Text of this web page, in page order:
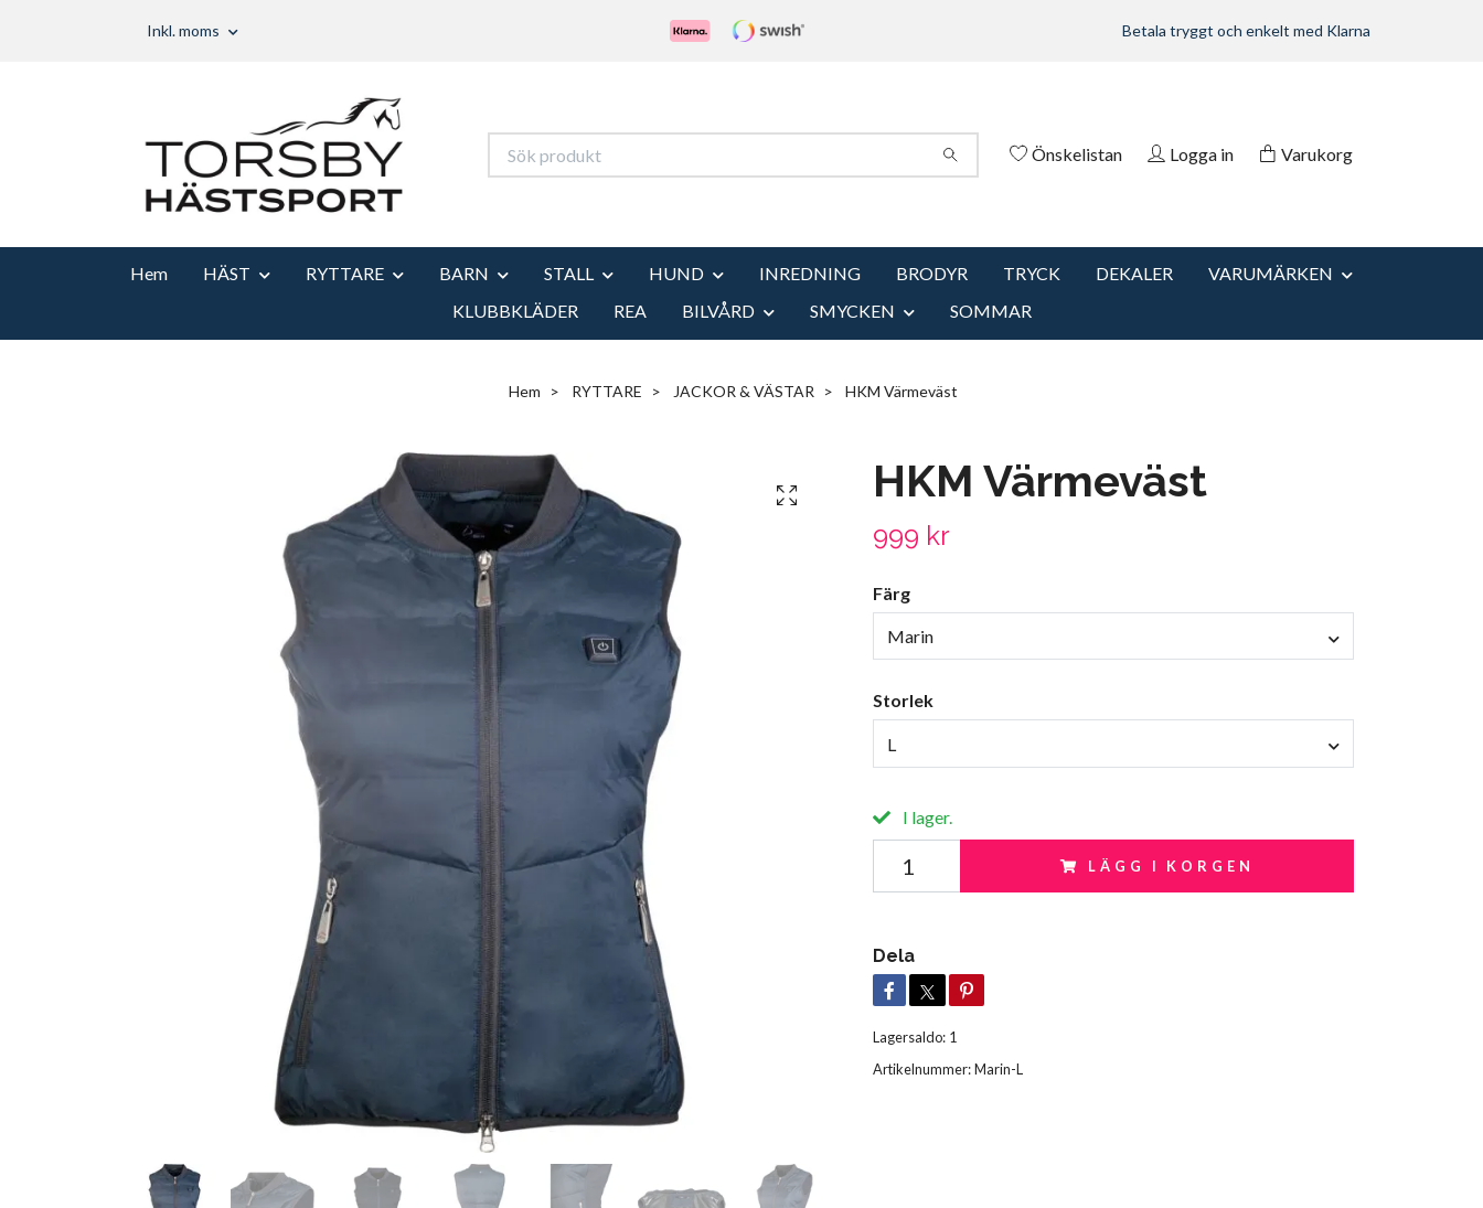
Inkl. moms Betala tryggt och enkelt med Klarna
Önskelistan Logga in Varukorg
Hem HÄST RYTTARE BARN STALL HUND INREDNING BRODYR TRYCK DEKALER
VARUMÄRKEN
KLUBBKLÄDER
REA BILVÅRD SMYCKEN SOMMAR
Hem RYTTARE JACKOR & VÄSTAR HKM Värmeväst
HKM Värmeväst
999 kr
Färg
Marin
Storlek
L
I lager.
LÄGG I KORGEN
Dela
Lagersaldo: 1
Artikelnummer:Marin-L